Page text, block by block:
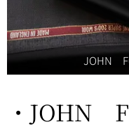
JOHN
・JOHN